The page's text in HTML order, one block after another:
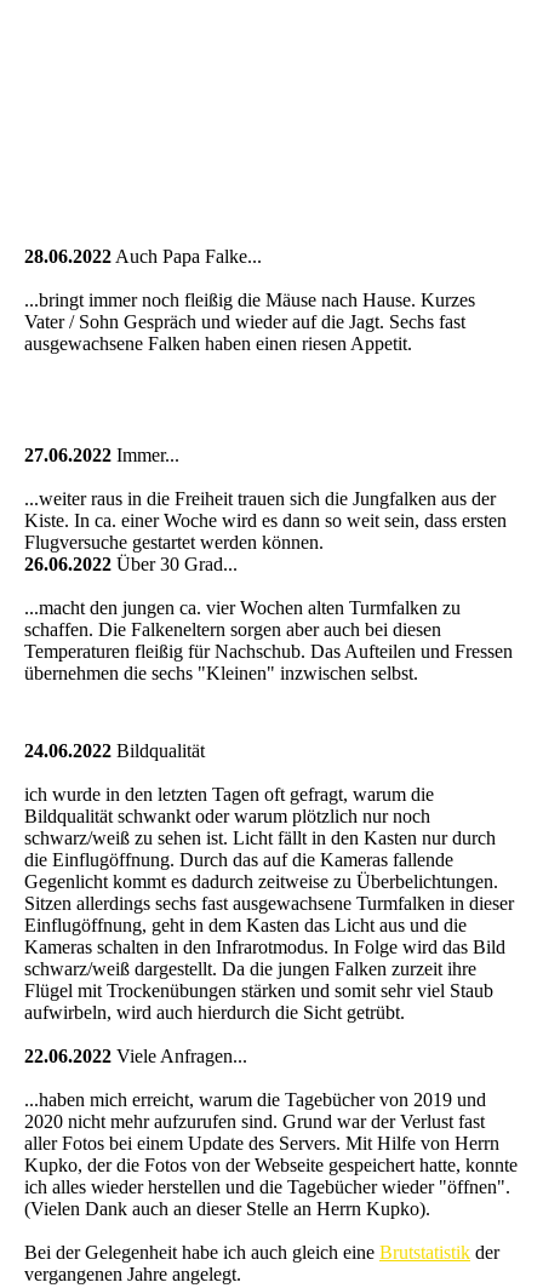
28.06.2022Auch Papa Falke...
...bringt immer noch fleißig die Mäuse nach Hause. Kurzes
Vater / Sohn Gespräch und wieder auf die Jagt. Sechs fast
ausgewachsene Falken haben einen riesen Appetit.
27.06.2022 Immer...
...weiter raus in die Freiheit trauen sich die Jungfalken aus der
Kiste. In ca. einer Woche wird es dann so weit sein, dass ersten
Flugversuche gestartet werden können.
26.06.2022 Über 30 Grad...
...macht den jungen ca. vier Wochen alten Turmfalken zu
schaffen. Die Falkeneltern sorgen aber auch bei diesen
Temperaturen fleißig für Nachschub. Das Aufteilen und Fressen
übernehmen die sechs "Kleinen" inzwischen selbst.
24.06.2022 Bildqualität
ich wurde in den letzten Tagen oft gefragt, warum die
Bildqualität schwankt oder warum plötzlich nur noch
schwarz/weiß zu sehen ist. Licht fällt in den Kasten nur durch
die Einflugöffnung. Durch das auf die Kameras fallende
Gegenlicht kommt es dadurch zeitweise zu Überbelichtungen.
Sitzen allerdings sechs fast ausgewachsene Turmfalken in dieser
Einflugöffnung, geht in dem Kasten das Licht aus und die
Kameras schalten in den Infrarotmodus. In Folge wird das Bild
schwarz/weiß dargestellt. Da die jungen Falken zurzeit ihre
Flügel mit Trockenübungen stärken und somit sehr viel Staub
aufwirbeln, wird auch hierdurch die Sicht getrübt.
22.06.2022 Viele Anfragen...
...haben mich erreicht, warum die Tagebücher von 2019 und
2020 nicht mehr aufzurufen sind. Grund war der Verlust fast
aller Fotos bei einem Update des Servers. Mit Hilfe von Herrn
Kupko, der die Fotos von der Webseite gespeichert hatte, konnte
ich alles wieder herstellen und die Tagebücher wieder "öffnen".
(Vielen Dank auch an dieser Stelle an Herrn Kupko).
Bei der Gelegenheit habe ich auch gleich eine Brutstatistik der
vergangenen Jahre angelegt.